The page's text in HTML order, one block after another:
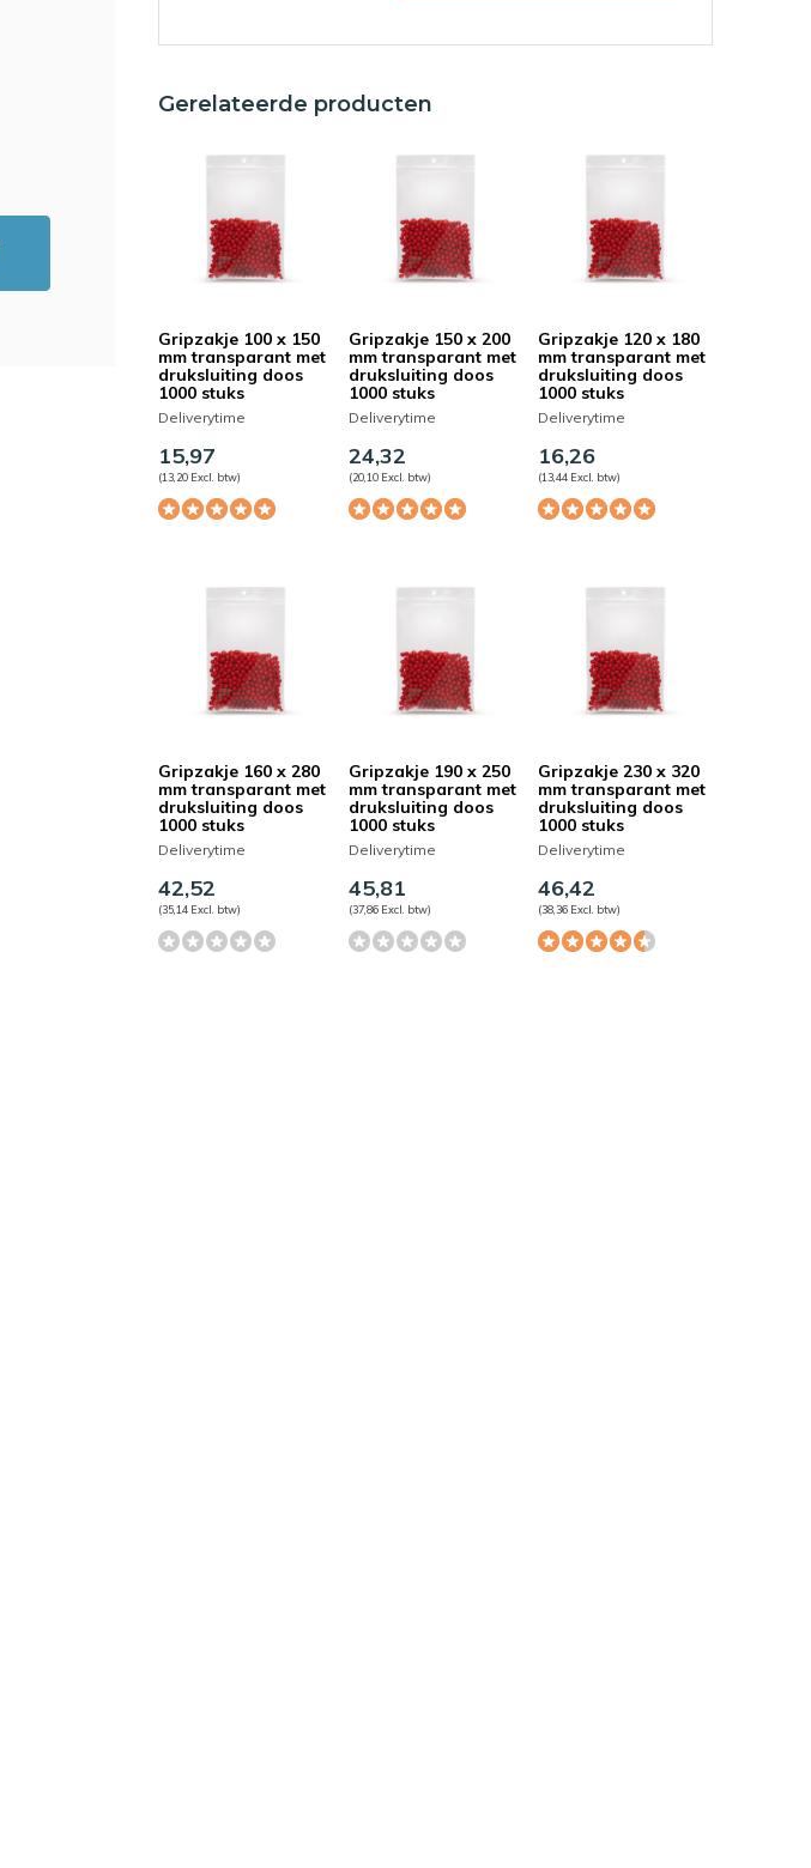
MN
Motorman - 01-05-2020 19:30
product was wat ik wilde, zeer tevreden over
5 sterren
daar kan ik de steentjes voor diamant paint
makkelijk in bewaren, goede sterke zakjes met
sluiting!
Gerelateerde producten
Gripzakje 100 x 150
mm transparant met
druksluiting doos
1000 stuks
Deliverytime
15,97
(13,20 Excl. btw)
Gripzakje 150 x 200
mm transparant met
druksluiting doos
1000 stuks
Deliverytime
24,32
(20,10 Excl. btw)
Gripzakje 120 x 180
mm transparant met
druksluiting doos
1000 stuks
Deliverytime
16,26
(13,44 Excl. btw)
Gripzakje 160 x 280
mm transparant met
druksluiting doos
1000 stuks
Deliverytime
42,52
(35,14 Excl. btw)
Gripzakje 190 x 250
mm transparant met
druksluiting doos
1000 stuks
Deliverytime
45,81
(37,86 Excl. btw)
Gripzakje 230 x 320
mm transparant met
druksluiting doos
1000 stuks
Deliverytime
46,42
(38,36 Excl. btw)